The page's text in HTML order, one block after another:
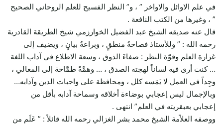
في علم الاوائل والاواخر ” ، و” النظر الفسيح للعلم الروحاني الصحيح
” ، وغيرها من الكتب النافعة .
قال عنه صديقه الشيخ عبد الفضيل الخوارزمي شيخ الطريقة القادرية
رحمه الله : ” وللأستاذ فصاحةُ منطقٍ ، وبراعةُ بيانٍ ، ويضيف إلى
غزارة العلم وقوّة النظر : صفاءَ الذوق ، وسعة الاطلاع في آداب اللغة
… كنت أرى فيه لساناً لهجته الصدق ، … وهمَّةً طمَّاحة إلى المعالي ،
وجِداً في العمل لا يَمَسه كلل ، ومحافظة على واجبات الدين وآدابه…
وبالإجمال ليس إعجابي بوضاءة أخلاقه وسماحة آدابه بأقل من
إعجابي بعبقريته في العلم” انتهى .
ووصفه العلاّمة الشيخ محمد بشر الغزالي رحمه الله قائلاً : ” عَلَم من